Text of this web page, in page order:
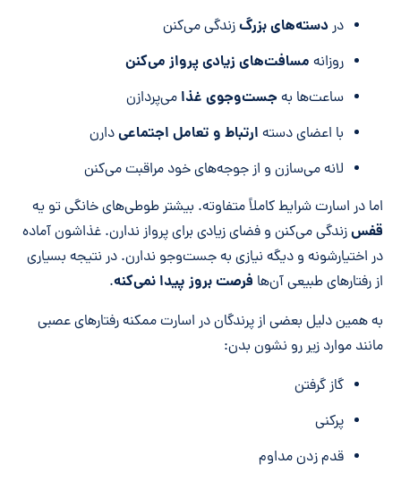
در دسته‌های بزرگزندگی می‌کنن
روزانه مسافت‌های زیادی پرواز می‌کنن
ساعت‌ها به جست‌وجوی غذا می‌پردازن
با اعضای دسته ارتباط و تعامل اجتماعیدارن
لانه می‌سازن و از جوجه‌های خود مراقبت می‌کنن
اما در اسارت شرایط کاملاً متفاوته. بیشتر طوطی‌های خانگی تو یه
قفسزندگی می‌کنن و فضای زیادی برای پرواز ندارن. غذاشون آماده
در اختیارشونه و دیگه نیازی به جست‌وجو ندارن. در نتیجه بسیاری
از رفتارهای طبیعی آن‌ها فرصت بروز پیدا نمی‌کنه.
به همین دلیل بعضی از پرندگان در اسارت ممکنه رفتارهای عصبی
مانند موارد زیر رو نشون بدن:
گاز گرفتن
پرکنی
قدم زدن مداوم